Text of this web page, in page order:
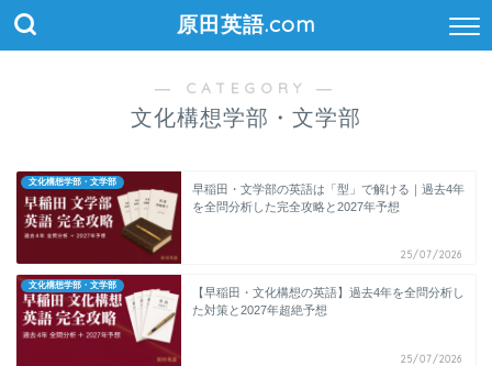
原田英語.com
― CATEGORY ―
文化構想学部・文学部
文化構想学部・文学部
早稲田・文学部の英語は「型」で解ける｜過去4年
を全問分析した完全攻略と2027年予想
25/07/2026
文化構想学部・文学部
【早稲田・文化構想の英語】過去4年を全問分析し
た対策と2027年超絶予想
25/07/2026